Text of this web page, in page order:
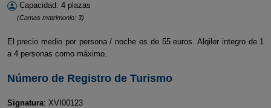
Capacidad: 4 plazas
(Camas matrimonio: 3)
El precio medio por persona / noche es de 55 euros. Alqiler integro de 1
a 4 personas como máximo.
Número de Registro de Turismo
Signatura: XVI00123